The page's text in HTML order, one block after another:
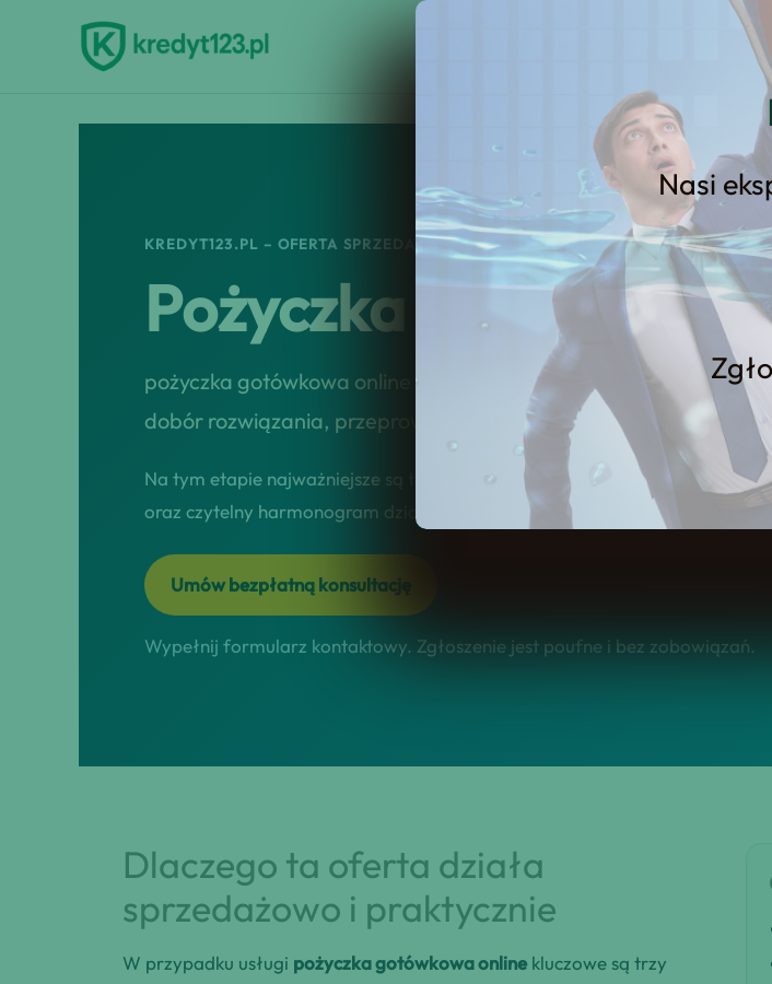
Nasi
Strona
KREDYT123.PL – OFERTA SPRZEDAŻOWA
Pożyczka
pożyczka gotówkowa online to usługa, którą prowadzimy w
dobór rozwiązania, przeprowadzenie procesu i domknięcie
Na tym etapie najważniejsze są tempo, transparentność i bezpieczeństwo
oraz czytelny harmonogram działań online w całej Polsce.
Umów bezpłatną konsultację
Wypełnij formularz kontaktowy. Zgłoszenie jest poufne i bez zobowiązań.
Dlaczego ta oferta działa
sprzedażowo i praktycznie
W przypadku usługi pożyczka gotówkowa onlinekluczowe są trzy